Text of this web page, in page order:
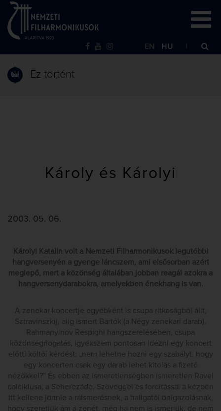
EN HU
Ez történt
Károly és Károlyi
2003. 05. 06.
Károlyi Katalin volt a Nemzeti Filharmonikusok legutóbbi
hangversenyén a gyenge láncszem, ami elsősorban azért
meglepő, mert a közönség általában jobban reagál azokra a
hangversenydarabokra, amelyekben énekhang is van.
A zenekar koncertje egyébként is csupa ritkaságból állt,
Sztravinszkij, alig ismert Bartók (a Négy zenekari darab),
Rahmanyinov Respighi hangszerelésében, csupa
közönségriogatás, igyekszem pontosan idézni egy koncert
előtti költői kérdést: „nem lehetne hozni egy szabályt, hogy
egy koncerten csak egy darab lehet kitolás a fizető
nézőkkel?” És ebben az ismeretlenségben ismeretlen Ravel
dalciklusa, a Seherezádé. Szöveggel és fordítással a kézben
itt kellene jönnie a ráismerésnek, a hallgatói önigazolásnak,
hogy szeretjük ám a zenét, még ha nem is ismerjük, de nem